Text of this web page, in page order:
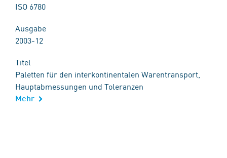
ISO 6780
Ausgabe
2003-12
Titel
Paletten für den interkontinentalen Warentransport,
Hauptabmessungen und Toleranzen
Mehr